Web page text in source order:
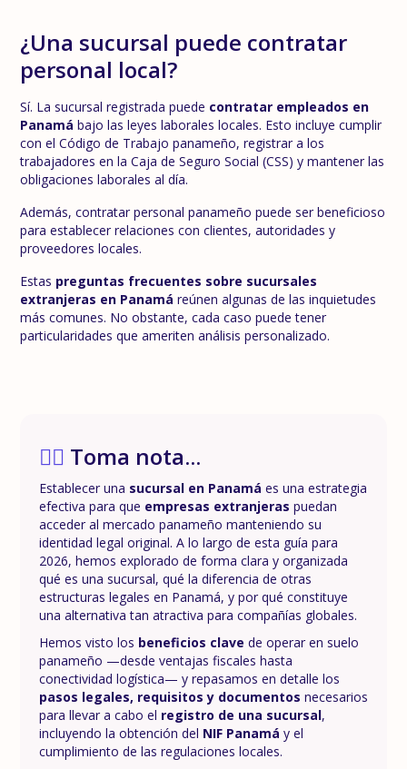
¿Una sucursal puede contratar
personal local?
Sí. La sucursal registrada puede contratar empleados en
Panamá bajo las leyes laborales locales. Esto incluye cumplir
con el Código de Trabajo panameño, registrar a los
trabajadores en la Caja de Seguro Social (CSS) y mantener las
obligaciones laborales al día.
Además, contratar personal panameño puede ser beneficioso
para establecer relaciones con clientes, autoridades y
proveedores locales.
Estas preguntas frecuentes sobre sucursales
extranjeras en Panamá reúnen algunas de las inquietudes
más comunes. No obstante, cada caso puede tener
particularidades que ameriten análisis personalizado.
✍🏼 Toma nota...
Establecer una sucursal en Panamá es una estrategia
efectiva para que empresas extranjeras puedan
acceder al mercado panameño manteniendo su
identidad legal original. A lo largo de esta guía para
2026, hemos explorado de forma clara y organizada
qué es una sucursal, qué la diferencia de otras
estructuras legales en Panamá, y por qué constituye
una alternativa tan atractiva para compañías globales.
Hemos visto los beneficios clave de operar en suelo
panameño —desde ventajas fiscales hasta
conectividad logística— y repasamos en detalle los
pasos legales, requisitos y documentos necesarios
para llevar a cabo el registro de una sucursal,
incluyendo la obtención del NIF Panamá y el
cumplimiento de las regulaciones locales.